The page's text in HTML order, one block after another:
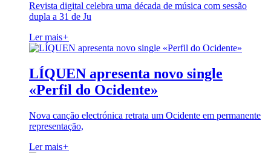
Revista digital celebra uma década de música com sessão
dupla a 31 de Ju
Ler mais+
LÍQUEN apresenta novo single
«Perfil do Ocidente»
Nova canção electrónica retrata um Ocidente em permanente
representação,
Ler mais+